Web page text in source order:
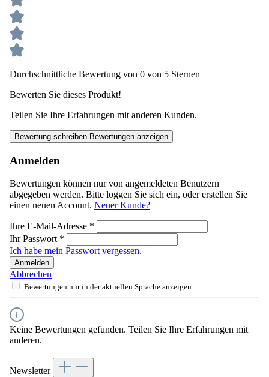
Durchschnittliche Bewertung von 0 von 5 Sternen
Bewerten Sie dieses Produkt!
Teilen Sie Ihre Erfahrungen mit anderen Kunden.
Bewertung schreiben Bewertungen anzeigen
Anmelden
Bewertungen können nur von angemeldeten Benutzern
abgegeben werden. Bitte loggen Sie sich ein, oder erstellen Sie
einen neuen Account. Neuer Kunde?
Ihre E-Mail-Adresse *
Ihr Passwort *
Ich habe mein Passwort vergessen.
Anmelden
Abbrechen
Bewertungen nur in der aktuellen Sprache anzeigen.
Keine Bewertungen gefunden. Teilen Sie Ihre Erfahrungen mit
anderen.
Newsletter